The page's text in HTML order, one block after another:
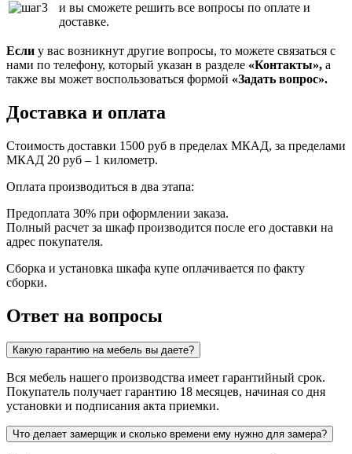
и вы сможете решить все вопросы по оплате и
доставке.
Если у вас возникнут другие вопросы, то можете связаться с
нами по телефону, который указан в разделе «Контакты», а
также вы может воспользоваться формой «Задать вопрос».
Доставка и оплата
Стоимость доставки 1500 руб в пределах МКАД, за пределами
МКАД 20 руб – 1 километр.
Оплата производиться в два этапа:
Предоплата 30% при оформлении заказа.
Полный расчет за шкаф производится после его доставки на
адрес покупателя.
Сборка и установка шкафа купе оплачивается по факту
сборки.
Ответ на вопросы
Какую гарантию на мебель вы даете?
Вся мебель нашего производства имеет гарантийный срок.
Покупатель получает гарантию 18 месяцев, начиная со дня
установки и подписания акта приемки.
Что делает замерщик и сколько времени ему нужно для замера?